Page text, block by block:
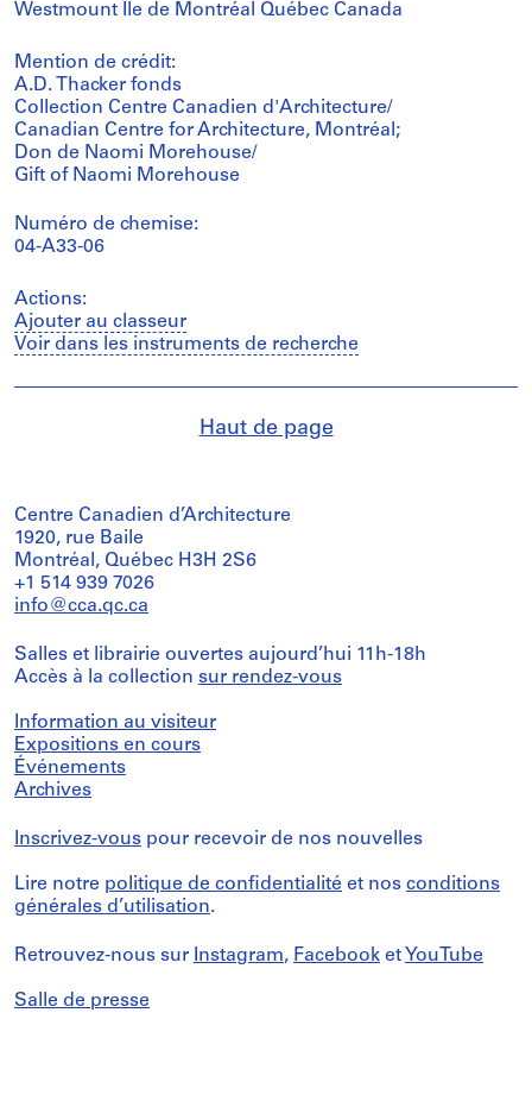
Westmount Île de Montréal Québec Canada
Mention de crédit:
A.D. Thacker fonds
Collection Centre Canadien d'Architecture/
Canadian Centre for Architecture, Montréal;
Don de Naomi Morehouse/
Gift of Naomi Morehouse
Numéro de chemise:
04-A33-06
Actions:
Ajouter au classeur
Voir dans les instruments de recherche
Haut de page
Centre Canadien d’Architecture
1920, rue Baile
Montréal, Québec H3H 2S6
+1 514 939 7026
info@cca.qc.ca
Salles et librairie ouvertes aujourd’hui 11h-18h
Accès à la collection sur rendez-vous
Information au visiteur
Expositions en cours
Événements
Archives
Inscrivez-vous pour recevoir de nos nouvelles
Lire notre politique de confidentialité et nos conditions
générales d’utilisation.
Retrouvez-nous sur Instagram, Facebook et YouTube
Salle de presse